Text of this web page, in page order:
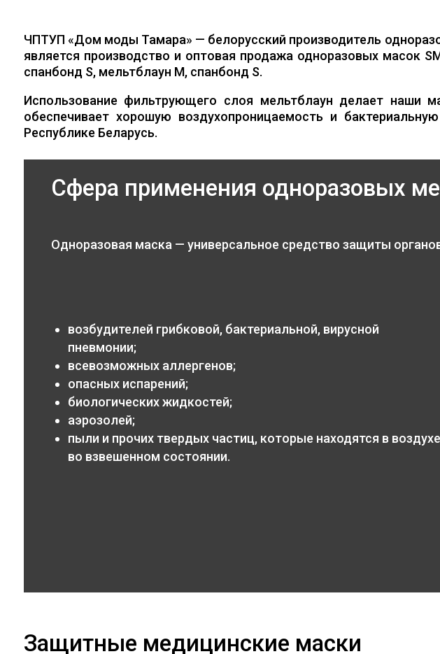
ЧПТУП «Дом моды Тамара» — белорусский производитель
является производство и оптовая продажа одноразовых масок
спанбонд S, мельтблаун M, спанбонд S.
Использование фильтрующего слоя мельтблаун делает наши
обеспечивает хорошую воздухопроницаемость и
Республике Беларусь.
Сфера применения одноразовых
Одноразовая маска — универсальное средство защиты
возбудителей грибковой, бактериальной, вирусной
пневмонии;
всевозможных аллергенов;
опасных испарений;
биологических жидкостей;
аэрозолей;
пыли и прочих твердых частиц, которые находятся в воздухе
во взвешенном состоянии.
Защитные медицинские маски